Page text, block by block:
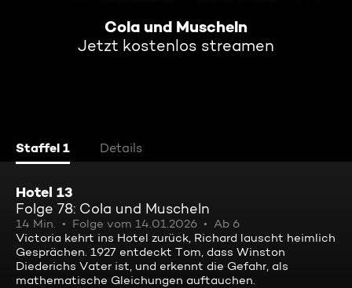
Cola und Muscheln
Jetzt kostenlos streamen
Staffel 1 Details
Hotel 13
Folge 78: Cola und Muscheln
14 Min. Folge vom 14.01.2026
Ab 6
Victoria kehrt ins Hotel zurück, Richard lauscht heimlich
Gesprächen. 1927 entdeckt Tom, dass Winston
Diederichs Vater ist, und erkennt die Gefahr, als
mathematische Gleichungen auftauchen.